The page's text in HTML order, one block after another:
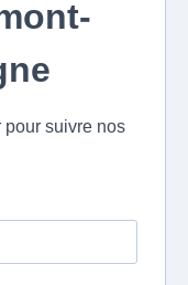
pour suivre nos